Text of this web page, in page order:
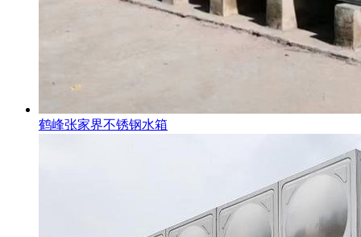
鹤峰张家界不锈钢水箱